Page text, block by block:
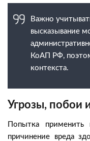
Важно
высказывание
КоАП РФ,
контекста.
Угрозы, побои
Попытка применить
причинение вреда